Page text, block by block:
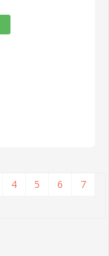
4 5 6
7